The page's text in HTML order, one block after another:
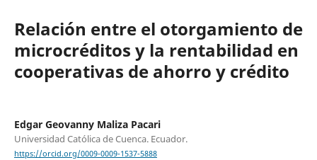
Relación entre el otorgamiento de
microcréditos y la rentabilidad en
cooperativas de ahorro y crédito
Edgar Geovanny Maliza Pacari
Universidad Católica de Cuenca. Ecuador.
https://orcid.org/0009-0009-1537-5888